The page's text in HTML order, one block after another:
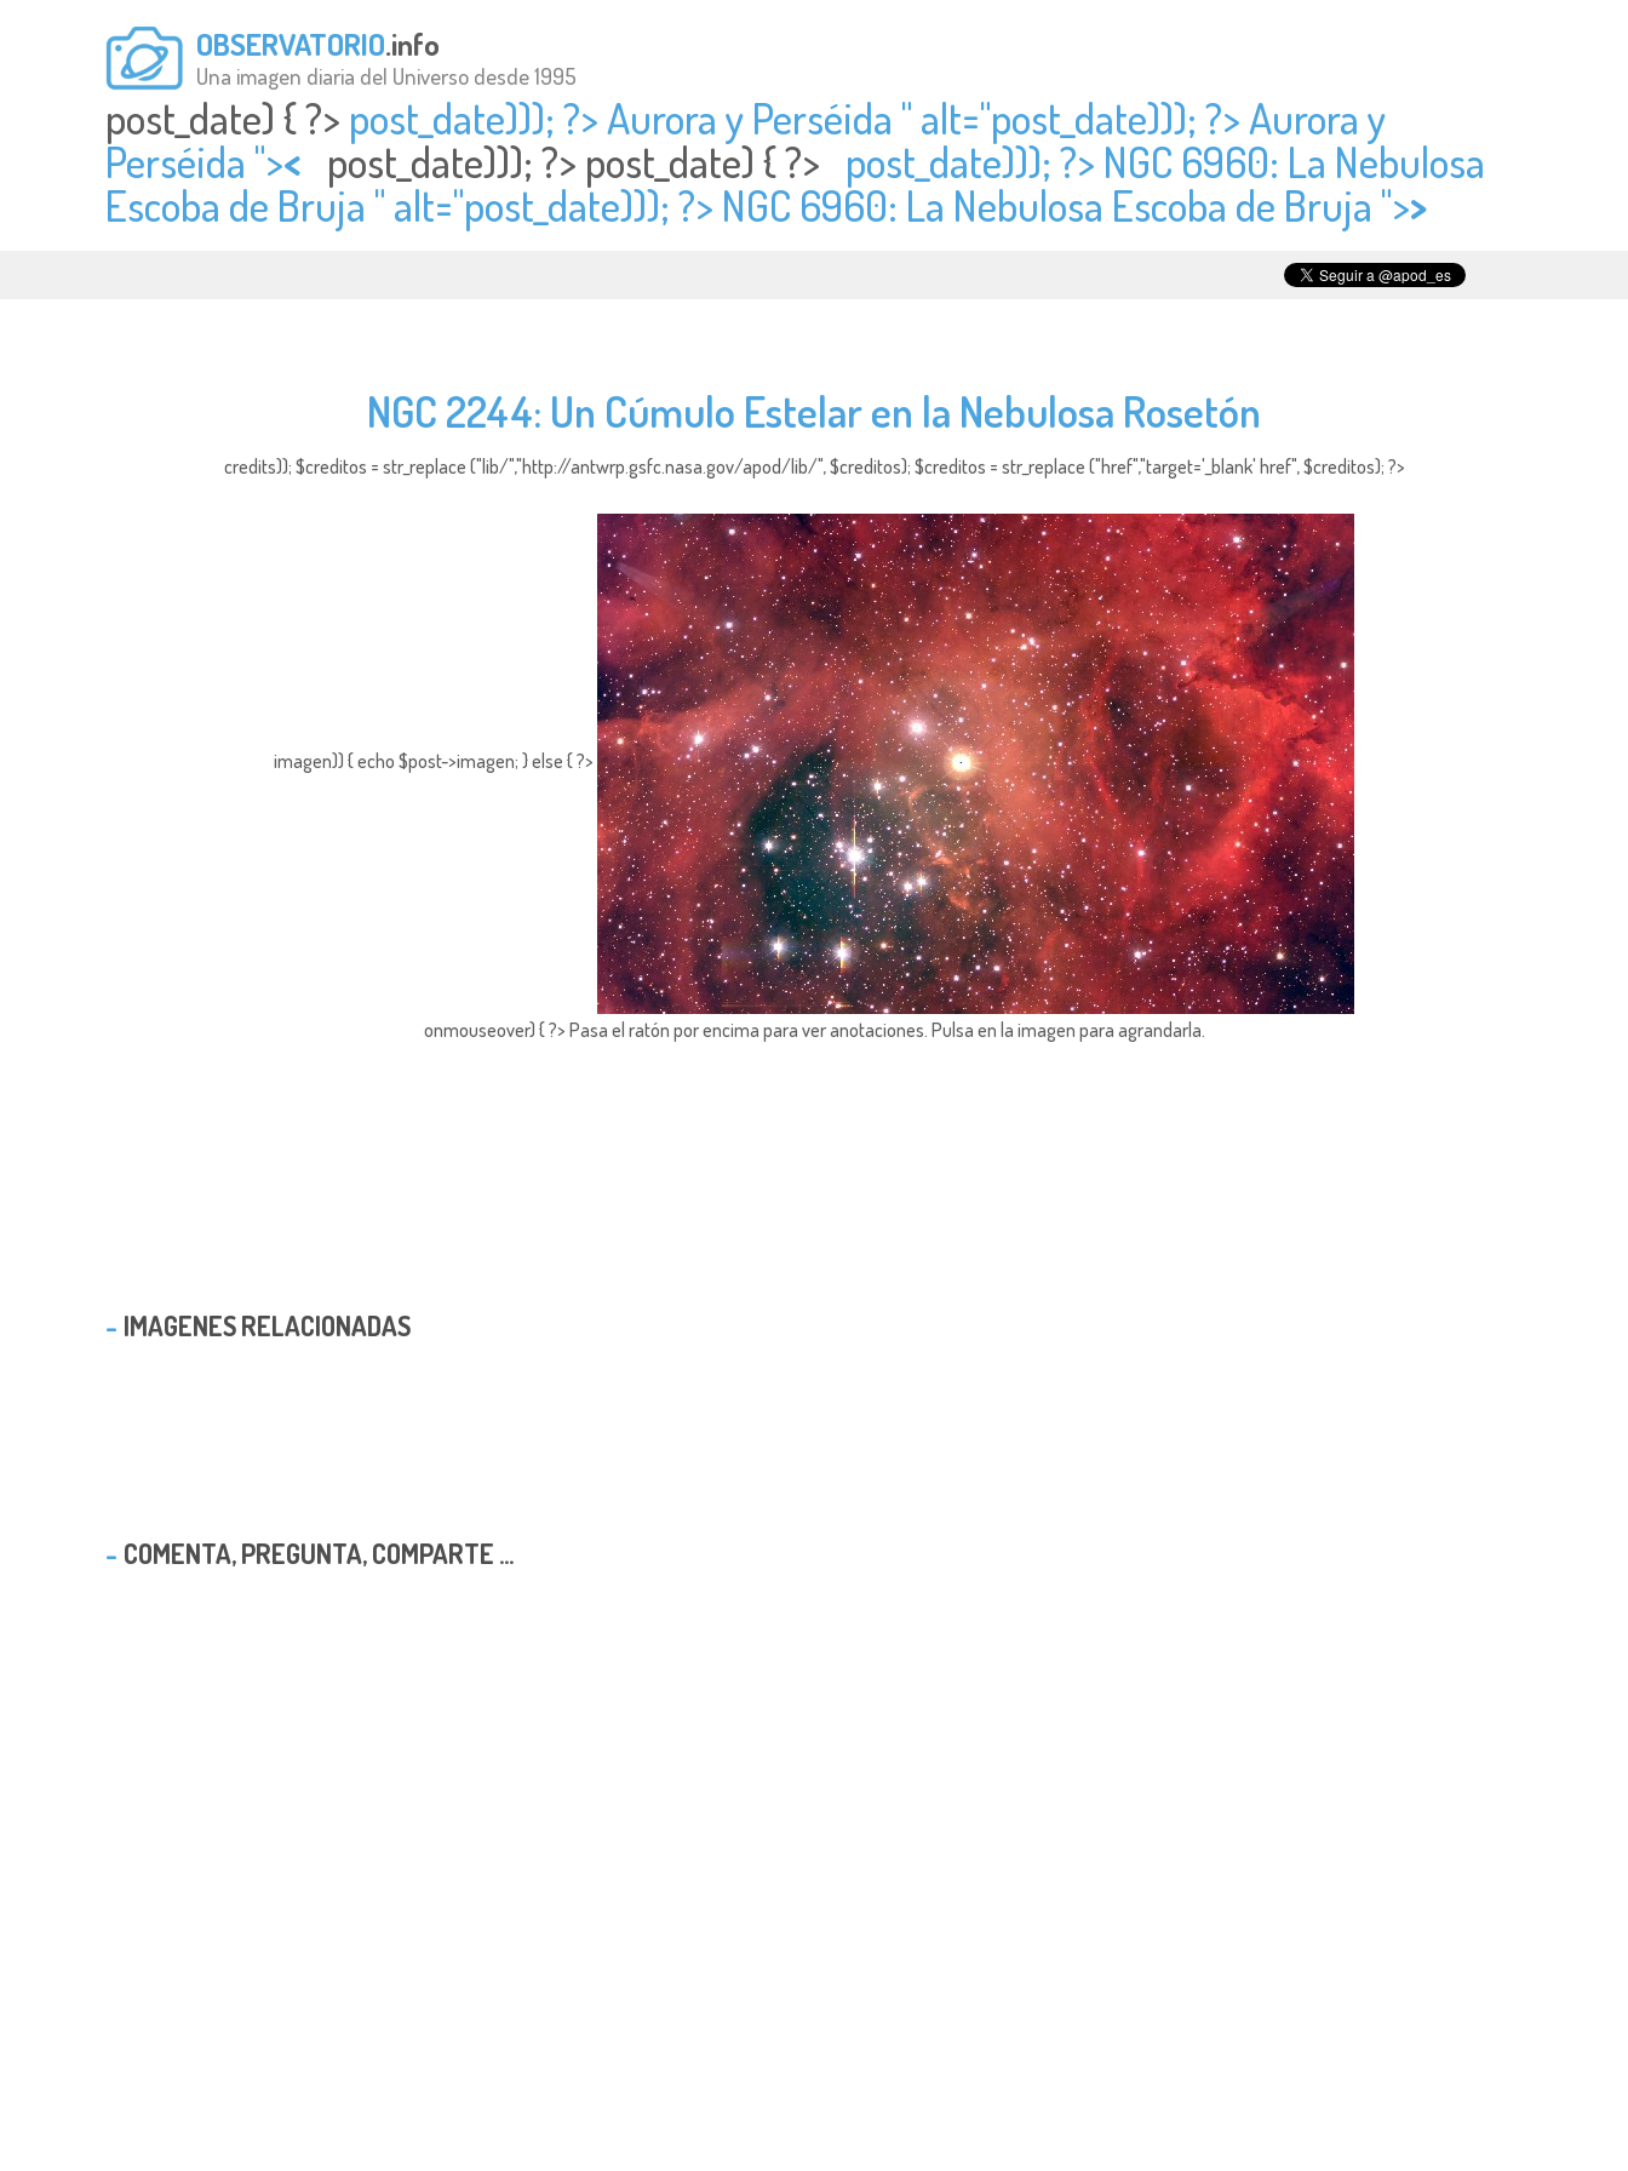
OBSERVATORIO.info
Una imagen diaria del Universo desde 1995
post_date) { ?> post_date))); ?> Aurora y Perséida " alt="post_date))); ?> Aurora y
Perséida ">< post_date))); ?> post_date) { ?> post_date))); ?> NGC 6960: La Nebulosa
Escoba de Bruja " alt="post_date))); ?> NGC 6960: La Nebulosa Escoba de Bruja ">>
NGC 2244: Un Cúmulo Estelar en la Nebulosa Rosetón
credits)); $creditos = str_replace ("lib/","http://antwrp.gsfc.nasa.gov/apod/lib/", $creditos); $creditos = str_replace ("href","target='_blank' href", $creditos); ?>
imagen)) { echo $post->imagen; } else { ?>
onmouseover) { ?> Pasa el ratón por encima para ver anotaciones. Pulsa en la imagen para agrandarla.
IMAGENES RELACIONADAS
COMENTA, PREGUNTA, COMPARTE ...